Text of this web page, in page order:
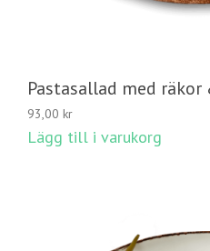
Pastasallad med
93,00 kr
Lägg till i varukorg